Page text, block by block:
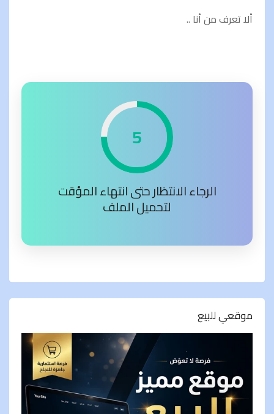
ألا تعرف من أنا ..
4
الرجاء الانتظار حتى انتهاء المؤقت
لتحميل الملف
موقعي للبيع